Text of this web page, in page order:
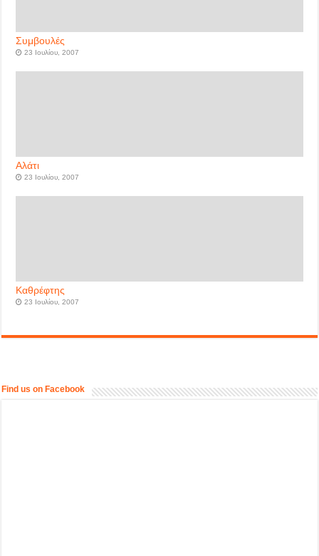
Συμβουλές
23 Ιουλίου, 2007
Αλάτι
23 Ιουλίου, 2007
Καθρέφτης
23 Ιουλίου, 2007
Find us on Facebook